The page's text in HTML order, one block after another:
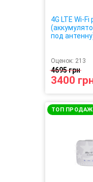
4G LTE Wi-
под
Оценок: 213
4695 грн
3400
ТОП ПРОДАЖ